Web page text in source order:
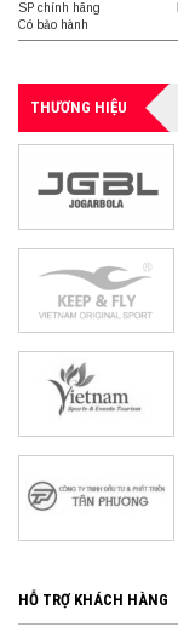
SP chính hãng
Có bảo hành
THƯƠNG HIỆU
HỖ TRỢ KHÁCH HÀNG